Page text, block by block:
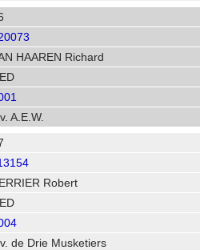
HAAREN Richard
A.E.W.
Robert
de Drie Musketiers